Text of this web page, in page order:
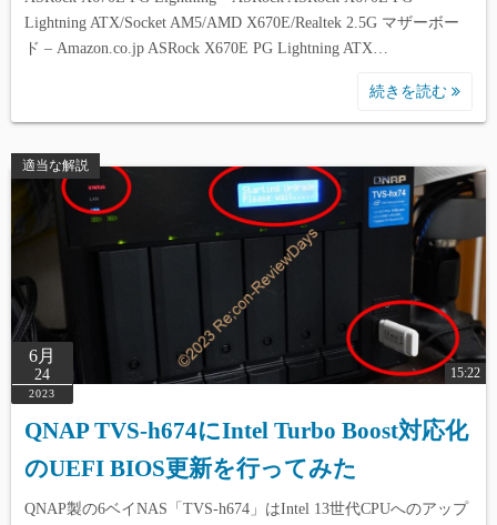
Lightning ATX/Socket AM5/AMD X670E/Realtek 2.5G マザーボー
ド – Amazon.co.jp ASRock X670E PG Lightning ATX…
続きを読む
適当な解説
6月
24
2023
15:22
QNAP TVS-h674にIntel Turbo Boost対応化
のUEFI BIOS更新を行ってみた
QNAP製の6ベイNAS「TVS-h674」はIntel 13世代CPUへのアップ